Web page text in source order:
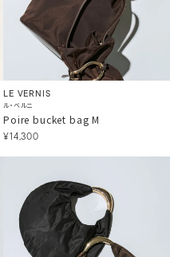
LE VERNIS
ル・ベルニ
Poire bucket bag M
¥14,300